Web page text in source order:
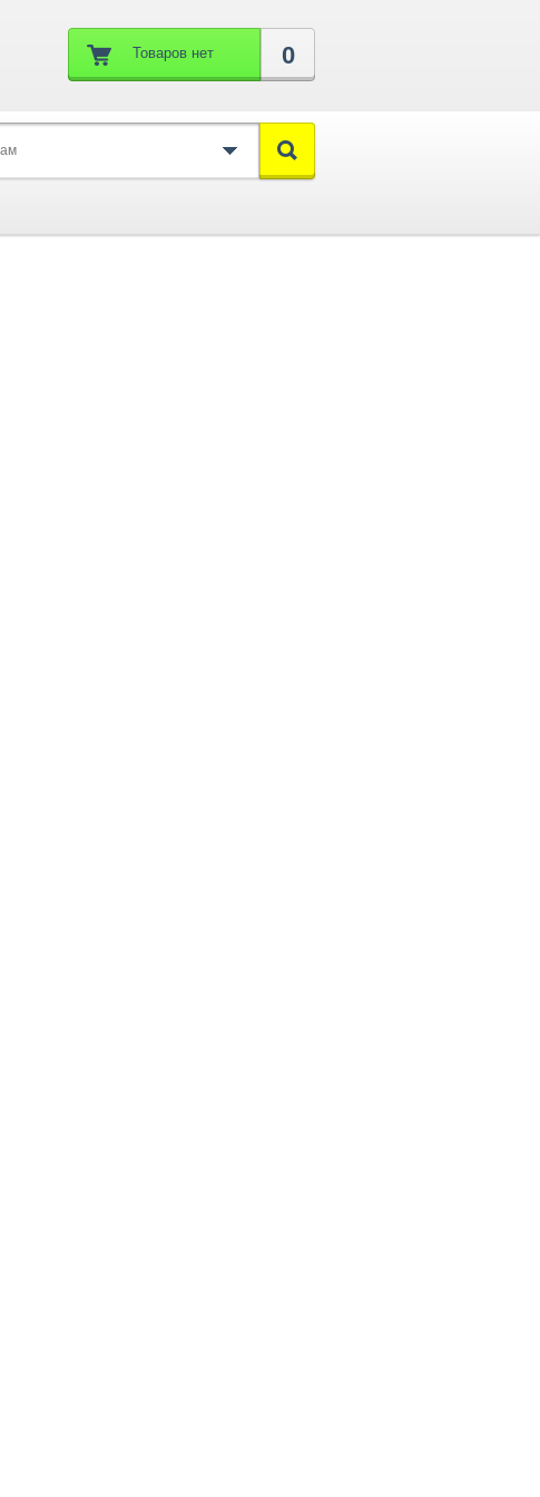
0
Товаров нет